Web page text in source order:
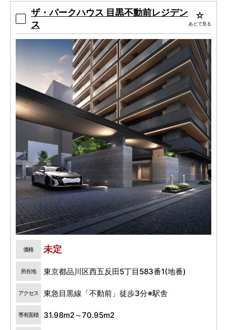
線利用可能
ザ・パークハウス 目黒不動前レジデン
ス
あとで見る
価格 未定
所在地 東京都品川区西五反田5丁目583番1(地番)
アクセス 東急目黒線「不動前」徒歩3分※駅舎
専有面積 31.98m2～70.95m2